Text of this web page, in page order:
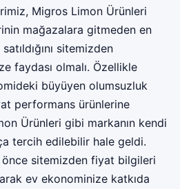
Migros Limon Ürünleri
mağazalara gitmeden en
sitemizden
faydası olmalı. Özellikle
büyüyen olumsuzluk
performans ürünlerine
Ürünleri gibi markanın kendi
tercih edilebilir hale geldi.
önce sitemizden fiyat bilgileri
ev ekonominize katkıda